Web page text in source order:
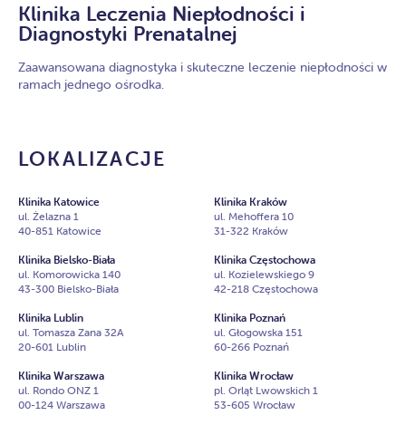
Klinika Leczenia Niepłodności i
Diagnostyki Prenatalnej
Zaawansowana diagnostyka i skuteczne leczenie niepłodności w
ramach jednego ośrodka.
LOKALIZACJE
Klinika Katowice
ul. Żelazna 1
40-851 Katowice
Klinika Kraków
ul. Mehoffera 10
31-322 Kraków
Klinika Bielsko-Biała
ul. Komorowicka 140
43-300 Bielsko-Biała
Klinika Częstochowa
ul. Kozielewskiego 9
42-218 Częstochowa
Klinika Lublin
ul. Tomasza Zana 32A
20-601 Lublin
Klinika Poznań
ul. Głogowska 151
60-266 Poznań
Klinika Warszawa
ul. Rondo ONZ 1
00-124 Warszawa
Klinika Wrocław
pl. Orląt Lwowskich 1
53-605 Wrocław